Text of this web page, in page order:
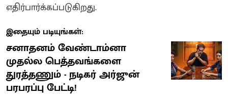
எதிர்பார்க்கப்படுகிறது.
இதையும் படியுங்கள்:
சனாதனம் வேண்டாம்னா
முதல்ல பெத்தவங்களை
துரத்தணும் - நடிகர் அர்ஜுன்
பரபரப்பு பேட்டி!